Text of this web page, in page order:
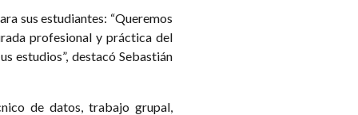
sus estudiantes: “Queremos
profesional y práctica del
estudios”, destacó Sebastián
de datos, trabajo grupal,